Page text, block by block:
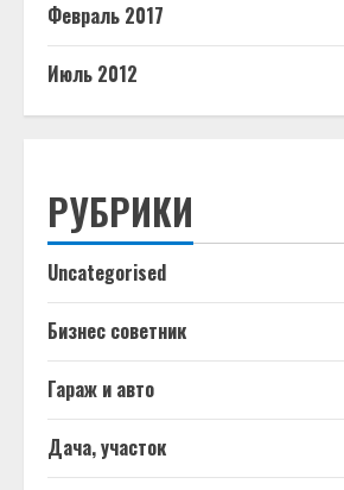
Февраль 2017
Июль 2012
РУБРИКИ
Uncategorised
Бизнес советник
Гараж и авто
Дача, участок